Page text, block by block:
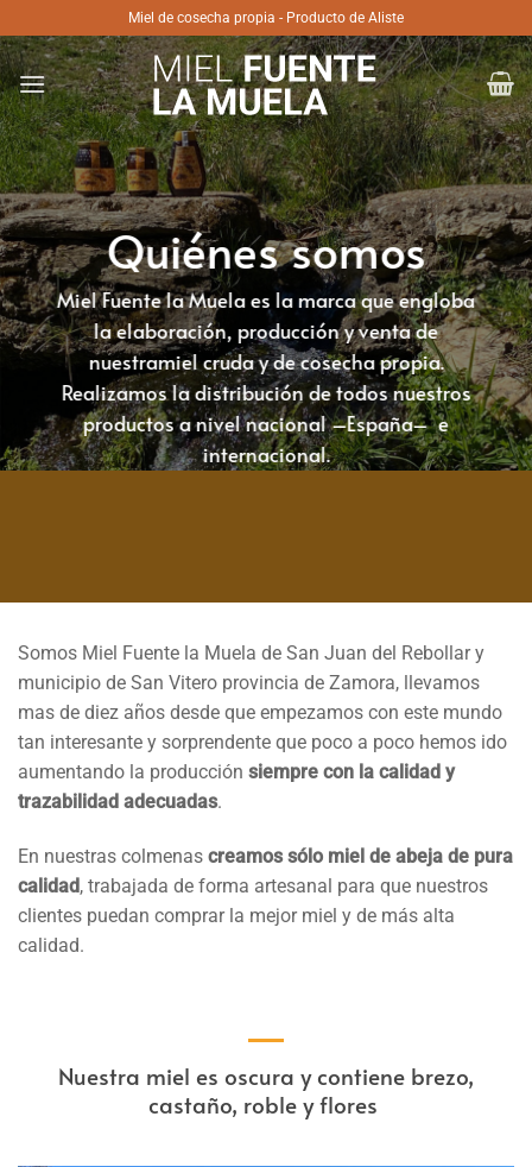
al
contenido
Miel de cosecha propia - Producto de Aliste
Quiénes somos
Miel Fuente la Muelaes la marca que engloba
la elaboración, producción y ventade
nuestramiel cruda y de cosecha propia.
Realizamos ladistribución de todos nuestros
productos a nivel nacional –España– e
internacional.
Somos Miel Fuente la Muela de San Juan del Rebollar y
municipio de San Vitero provincia de Zamora, llevamos
mas de diez años desde que empezamos con este mundo
tan interesante y sorprendente que poco a poco hemos ido
aumentando la producción siempre con la calidad y
trazabilidad adecuadas.
En nuestras colmenas creamos sólo miel de abeja de pura
calidad, trabajada de forma artesanal para que nuestros
clientes puedan comprar la mejor miel y de más alta
calidad.
Nuestra miel es oscura y contiene brezo,
castaño, roble y flores